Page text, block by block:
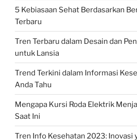
5 Kebiasaan Sehat Berdasarkan
Terbaru
Tren Terbaru dalam Desain dan
untuk Lansia
Trend Terkini dalam Informasi
Anda Tahu
Mengapa Kursi Roda Elektrik
Saat Ini
Tren Info Kesehatan 2023: Inovasi